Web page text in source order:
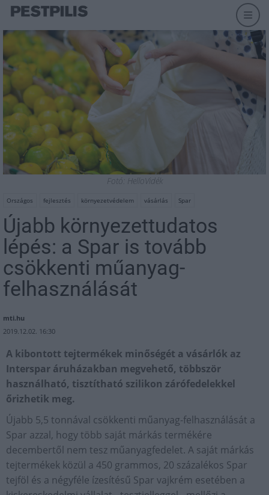
Fotó: HelloVidék
Országos fejlesztés környezetvédelem vásárlás Spar
Újabb környezettudatos
lépés: a Spar is tovább
csökkenti műanyag-
felhasználását
mti.hu
2019.12.02. 16:30
A kibontott tejtermékek minőségét a vásárlók az
Interspar áruházakban megvehető, többször
használható, tisztítható szilikon zárófedelekkel
őrizhetik meg.
Újabb 5,5 tonnával csökkenti műanyag-felhasználását a
Spar azzal, hogy több saját márkás termékére
decembertől nem tesz műanyagfedelet. A saját márkás
tejtermékek közül a 450 grammos, 20 százalékos Spar
tejföl és a négyféle ízesítésű Spar vajkrém esetében a